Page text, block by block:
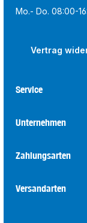
Mo.- Do. 08:00-
Vertrag
Service
Unternehmen
Zahlungsarten
Versandarten